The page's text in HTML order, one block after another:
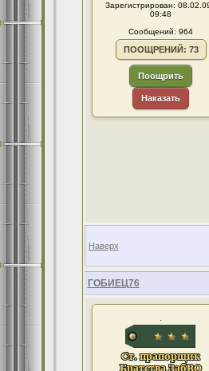
Зарегистрирован:
09:48
Сообщений: 964
ПООЩРЕНИЙ: 73
Поощрить
Наказать
Наверх
ГОБИЕЦ76
.